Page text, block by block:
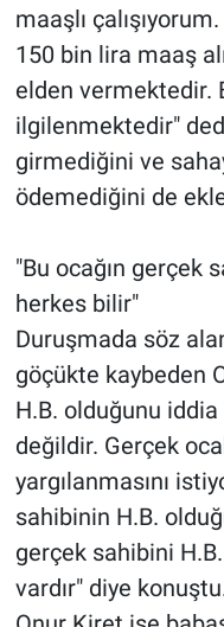
maaşlı
150 bin lira maaş
elden vermektedir.
ilgilenmektedir"
girmediğini ve
ödemediğini de
"Bu ocağın gerçek
herkes bilir"
Duruşmada söz
göçükte kaybeden
H.B. olduğunu
değildir. Gerçek
yargılanmasını
sahibinin H.B.
gerçek sahibini
vardır" diye